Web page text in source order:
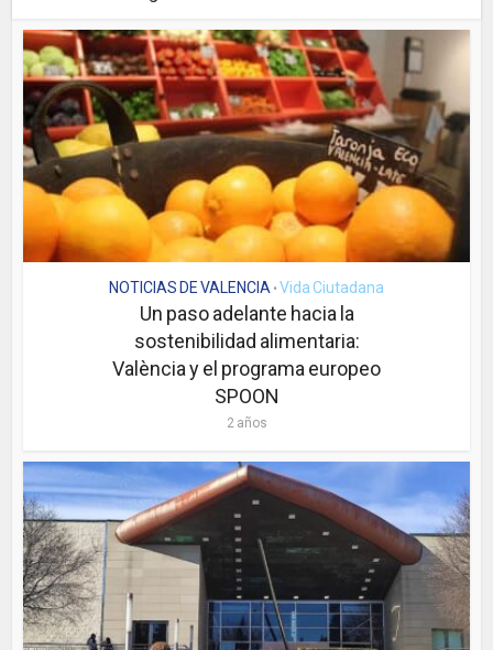
NOTICIAS DE VALENCIA • Vida Ciutadana
Un paso adelante hacia la
sostenibilidad alimentaria:
València y el programa europeo
SPOON
2 años